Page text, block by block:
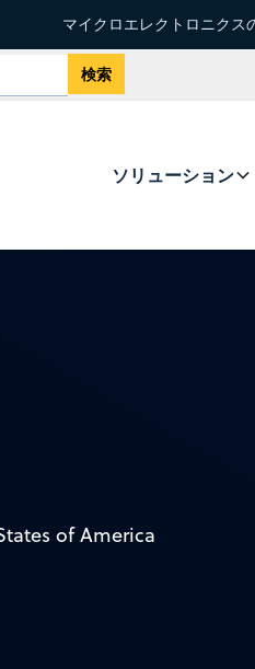
マイクロエレクトロニクス
ソリューション
of America